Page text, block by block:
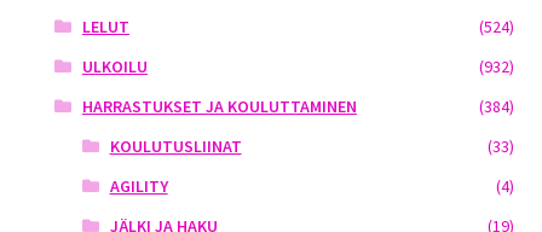
LELUT
(524)
ULKOILU
(932)
HARRASTUKSET JA KOULUTTAMINEN
(384)
KOULUTUSLIINAT
(33)
AGILITY
(4)
JÄLKI JA HAKU
(19)